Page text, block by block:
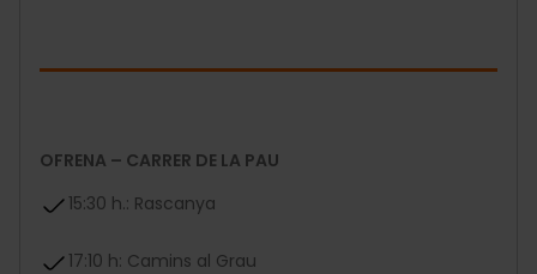
OFRENA – CARRER DE LA PAU
15:30 h.: Rascanya
17:10 h: Camins al Grau